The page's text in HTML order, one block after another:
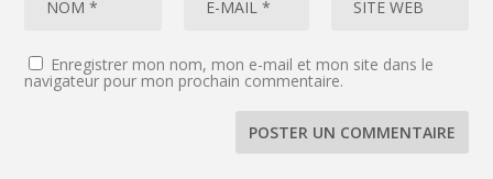
Enregistrer mon nom, mon e-mail et mon site dans le
navigateur pour mon prochain commentaire.